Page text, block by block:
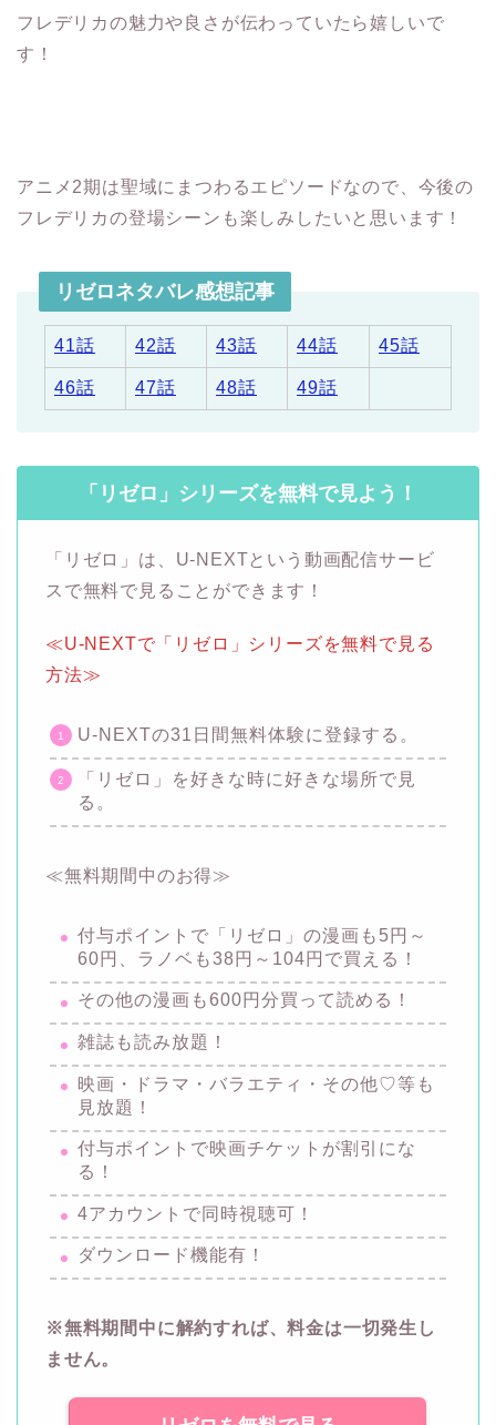
フレデリカの魅力や良さが伝わっていたら嬉しいで
す！
アニメ2期は聖域にまつわるエピソードなので、今後の
フレデリカの登場シーンも楽しみしたいと思います！
リゼロネタバレ感想記事
41話 42話 43話 44話 45話
46話 47話 48話 49話
「リゼロ」シリーズを無料で見よう！
「リゼロ」は、U-NEXTという動画配信サービ
スで無料で見ることができます！
≪U-NEXTで「リゼロ」シリーズを無料で見る
方法≫
U-NEXTの31日間無料体験に登録する。
「リゼロ」を好きな時に好きな場所で見
る。
≪無料期間中のお得≫
付与ポイントで「リゼロ」の漫画も5円～
60円、ラノベも38円～104円で買える！
その他の漫画も600円分買って読める！
雑誌も読み放題！
映画・ドラマ・バラエティ・その他♡等も
見放題！
付与ポイントで映画チケットが割引にな
る！
4アカウントで同時視聴可！
ダウンロード機能有！
※無料期間中に解約すれば、料金は一切発生し
ません。